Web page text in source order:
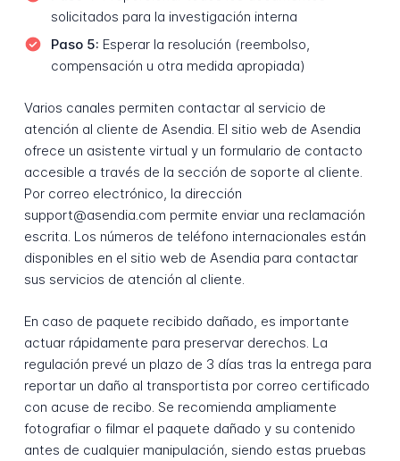
solicitados para la investigación interna
Paso 5: Esperar la resolución (reembolso,
compensación u otra medida apropiada)
Varios canales permiten contactar al servicio de
atención al cliente de Asendia. El sitio web de Asendia
ofrece un asistente virtual y un formulario de contacto
accesible a través de la sección de soporte al cliente.
Por correo electrónico, la dirección
support@asendia.com permite enviar una reclamación
escrita. Los números de teléfono internacionales están
disponibles en el sitio web de Asendia para contactar
sus servicios de atención al cliente.
En caso de paquete recibido dañado, es importante
actuar rápidamente para preservar derechos. La
regulación prevé un plazo de 3 días tras la entrega para
reportar un daño al transportista por correo certificado
con acuse de recibo. Se recomienda ampliamente
fotografiar o filmar el paquete dañado y su contenido
antes de cualquier manipulación, siendo estas pruebas